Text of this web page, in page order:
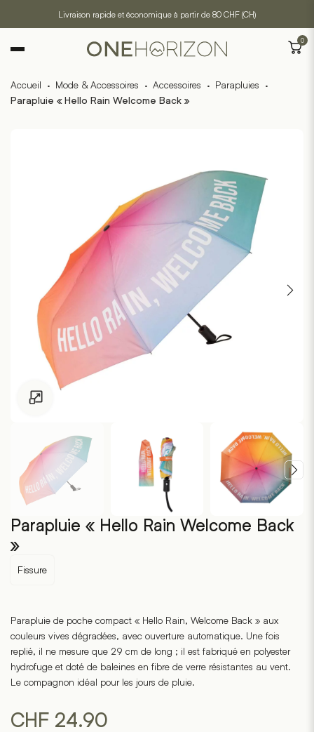
Livraison rapide et économique à partir de 80 CHF (CH)
0
Accueil · Mode & Accessoires · Accessoires · Parapluies ·
Parapluie « Hello Rain Welcome Back »
Parapluie « Hello Rain Welcome Back
»
Fissure
Parapluie de poche compact « Hello Rain, Welcome Back » aux
couleurs vives dégradées, avec ouverture automatique. Une fois
replié, il ne mesure que 29 cm de long ; il est fabriqué en polyester
hydrofuge et doté de baleines en fibre de verre résistantes au vent.
Le compagnon idéal pour les jours de pluie.
CHF 24.90